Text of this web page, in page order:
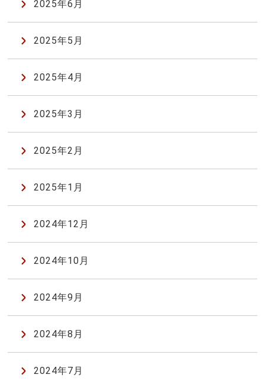
2025年6月
2025年5月
2025年4月
2025年3月
2025年2月
2025年1月
2024年12月
2024年10月
2024年9月
2024年8月
2024年7月